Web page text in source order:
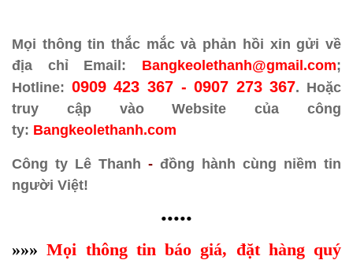
Mọi thông tin thắc mắc và phản hồi xin gửi về
địa chỉ Email: Bangkeolethanh@gmail.com;
Hotline: 0909 423 367 - 0907 273 367. Hoặc
truy cập vào Website của công
ty: Bangkeolethanh.com
Công ty Lê Thanh - đồng hành cùng niềm tin
người Việt!
•••••
»»»Mọi thông tin báo giá, đặt hàng quý